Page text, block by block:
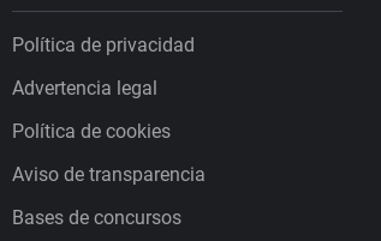
Política de privacidad
Advertencia legal
Política de cookies
Aviso de transparencia
Bases de concursos